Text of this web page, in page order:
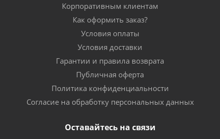
Корпоративным клиентам
Как оформить заказ?
Условия оплаты
Условия доставки
Гарантии и правила возврата
Публичная оферта
Политика конфиденциальности
Согласие на обработку персональных данных
Оставайтесь на связи